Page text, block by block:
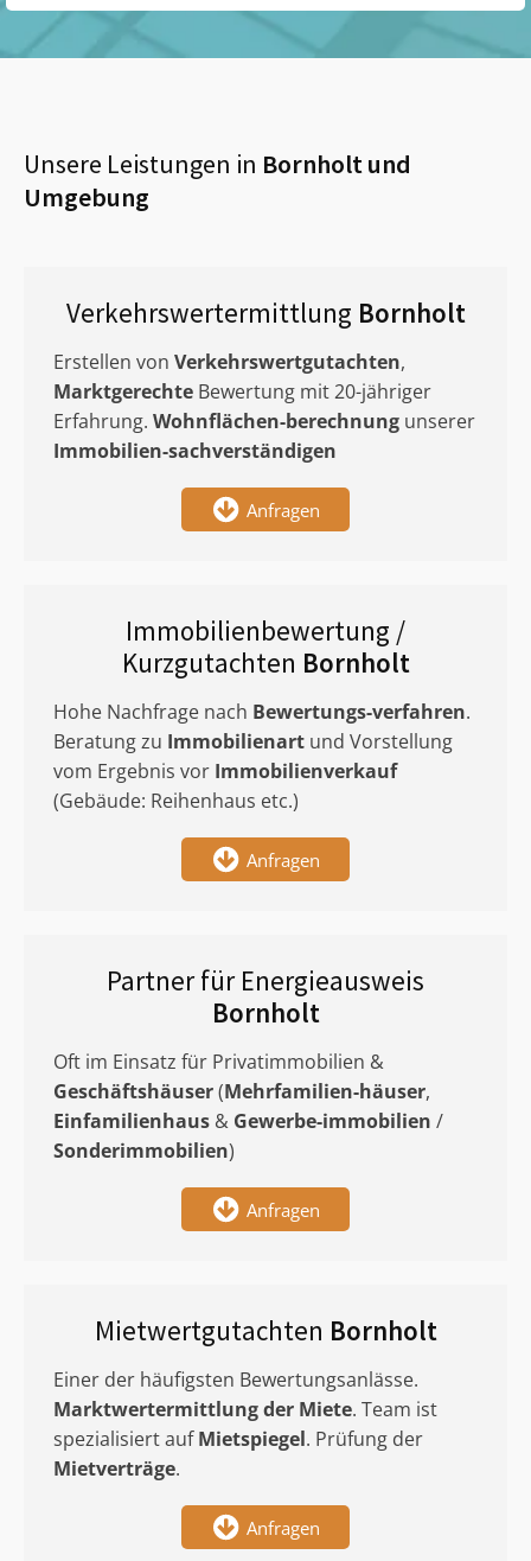
Unsere Leistungen in Bornholtund
Umgebung
Verkehrswertermittlung Bornholt
Erstellen von Verkehrswertgutachten,
Marktgerechte Bewertung mit 20-jähriger
Erfahrung. Wohnflächen-berechnung unserer
Immobilien-sachverständigen
Anfragen
Immobilienbewertung /
Kurzgutachten Bornholt
Hohe Nachfrage nach Bewertungs-verfahren.
Beratung zu Immobilienart und Vorstellung
vom Ergebnis vor Immobilienverkauf
(Gebäude: Reihenhaus etc.)
Anfragen
Partner für Energieausweis
Bornholt
Oft im Einsatz für Privatimmobilien &
Geschäftshäuser(Mehrfamilien-häuser,
Einfamilienhaus & Gewerbe-immobilien /
Sonderimmobilien)
Anfragen
Mietwertgutachten Bornholt
Einer der häufigsten Bewertungsanlässe.
Marktwertermittlungder Miete. Team ist
spezialisiert aufMietspiegel. Prüfung der
Mietverträge.
Anfragen